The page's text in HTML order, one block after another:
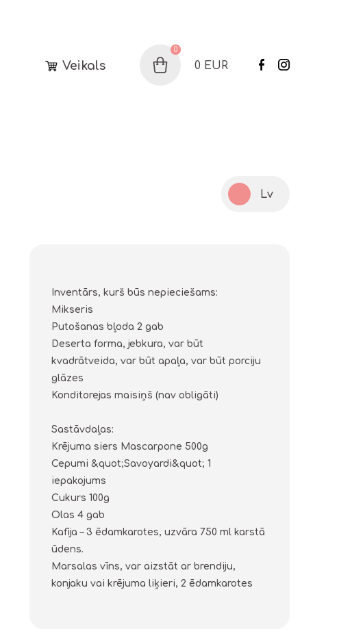
Veikals Grozs
0
0 EUR
Lv
Inventārs, kurš būs nepieciešams:
Mikseris
Putošanas bļoda 2 gab
Deserta forma, jebkura, var būt
kvadrātveida, var būt apaļa, var būt porciju
glāzes
Konditorejas maisiņš (nav obligāti)
Sastāvdaļas:
Krējuma siers Mascarpone 500g
Cepumi &quot;Savoyardi&quot; 1
iepakojums
Cukurs 100g
Olas 4 gab
Kafija – 3 ēdamkarotes, uzvāra 750 ml karstā
ūdens.
Marsalas vīns, var aizstāt ar brendiju,
konjaku vai krējuma liķieri, 2 ēdamkarotes